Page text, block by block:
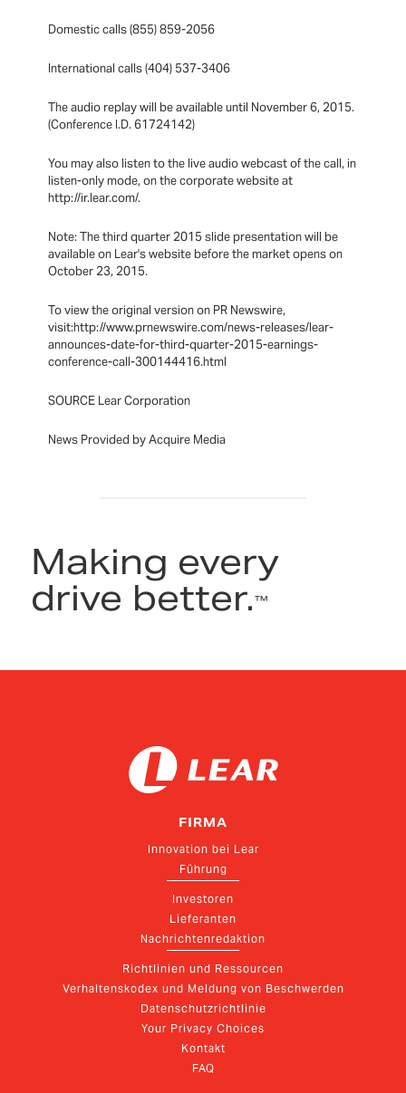
Domestic calls (855) 859-2056
International calls (404) 537-3406
The audio replay will be available until November 6, 2015.
(Conference I.D. 61724142)
You may also listen to the live audio webcast of the call, in
listen-only mode, on the corporate website at
http://ir.lear.com/.
Note: The third quarter 2015 slide presentation will be
available on Lear's website before the market opens on
October 23, 2015.
To view the original version on PR Newswire,
visit:http://www.prnewswire.com/news-releases/lear-
announces-date-for-third-quarter-2015-earnings-
conference-call-300144416.html
SOURCE Lear Corporation
News Provided by Acquire Media
Making every
drive better.™
FIRMA
Innovation bei Lear
Führung
Investoren
Lieferanten
Nachrichtenredaktion
Richtlinien und Ressourcen
Verhaltenskodex und Meldung von Beschwerden
Datenschutzrichtlinie
Your Privacy Choices
Kontakt
FAQ